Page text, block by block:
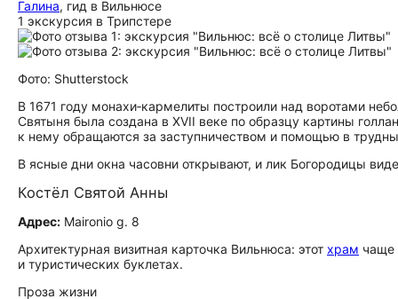
Галина, гид в Вильнюсе
1 экскурсия в Трипстере
Фото: Shutterstock
В 1671 году монахи‑кармелиты построили над воротами
Святыня была создана в XVII веке по образцу картины
к нему обращаются за заступничеством и помощью в
В ясные дни окна часовни открывают, и лик Богородицы
Костёл Святой Анны
Адрес: Maironio g. 8
Архитектурная визитная карточка Вильнюса: этот храм чаще
и туристических буклетах.
Проза жизни